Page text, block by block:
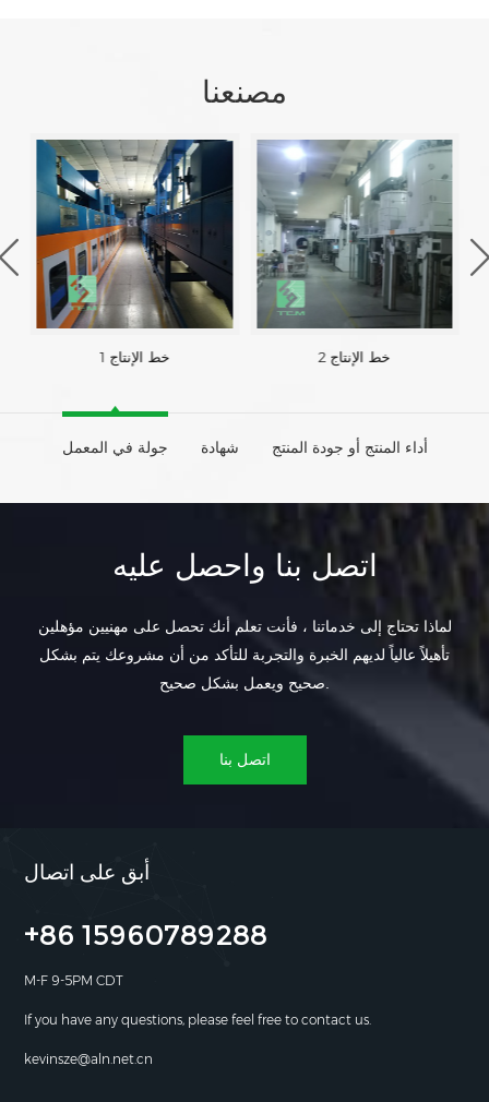
مصنعنا
خط الإنتاج 1 خط الإنتاج 2
جولة في المعمل شهادة أداء المنتج أو جودة المنتج
اتصل بنا واحصل عليه
لماذا تحتاج إلى خدماتنا ، فأنت تعلم أنك تحصل على مهنيين مؤهلين
تأهيلاً عالياً لديهم الخبرة والتجربة للتأكد من أن مشروعك يتم بشكل
صحيح ويعمل بشكل صحيح.
اتصل بنا
أبق على اتصال
+86 15960789288
M-F 9-5PM CDT
If you have any questions, please feel free to contact us.
kevinsze@aln.net.cn